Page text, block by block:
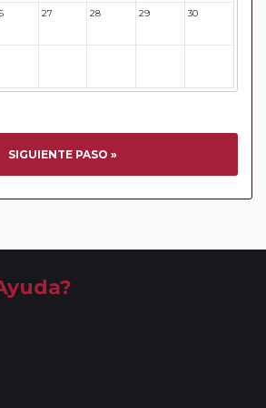
incluido:En aquellos circuitos que
incluidos, hay una fecha límite para
Las reservas/emisión de los vuelos se
en su reserva. Una vez realizada la
puede provocar la invalidez del
de tener que emitir un nuevo
de los gastos
y nueva emisión. Hacer una
con el que aparece en el
para denegar el embarque a
un bulto de un máximo 20 kg por
de equipaje a la compañía aérea en
27 28 29 30
SIGUIENTE PASO »